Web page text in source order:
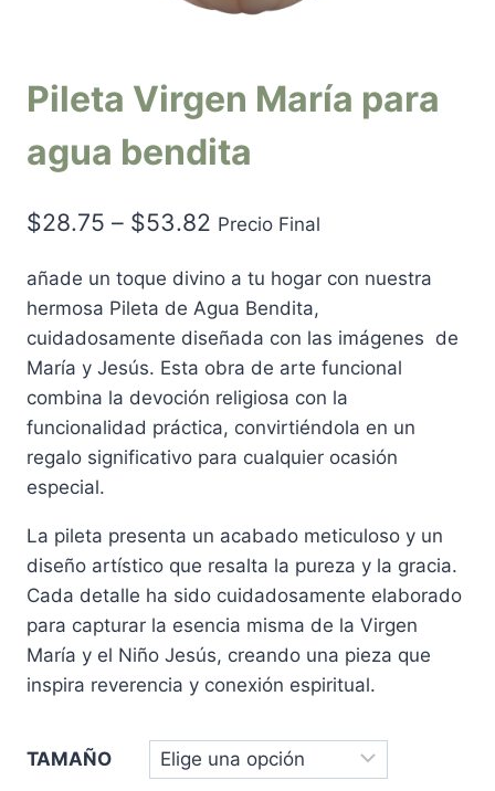
Pileta Virgen María para
agua bendita
$28.75 – $53.82 Precio Final
añade un toque divino a tu hogar con nuestra
hermosa Pileta de Agua Bendita,
cuidadosamente diseñada con las imágenes de
María y Jesús. Esta obra de arte funcional
combina la devoción religiosa con la
funcionalidad práctica, convirtiéndola en un
regalo significativo para cualquier ocasión
especial.
La pileta presenta un acabado meticuloso y un
diseño artístico que resalta la pureza y la gracia.
Cada detalle ha sido cuidadosamente elaborado
para capturar la esencia misma de la Virgen
María y el Niño Jesús, creando una pieza que
inspira reverencia y conexión espiritual.
TAMAÑO